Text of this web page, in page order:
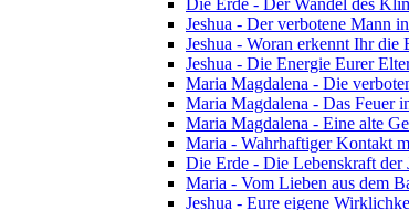
Jeshua - Der verbotene Mann
Jeshua - Woran erkennt Ihr die
Jeshua - Die Energie Eurer
Maria Magdalena - Die
Maria Magdalena - Das Feuer
Maria Magdalena - Eine alte
Maria - Wahrhaftiger Kontakt
Die Erde - Die Lebenskraft der
Maria - Vom Lieben aus dem
Jeshua - Eure eigene